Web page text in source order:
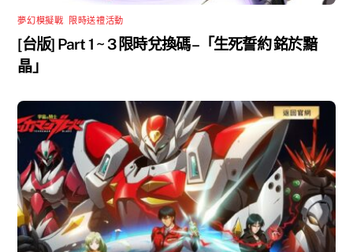
夢幻模擬戰 限時送禮活動
[台版] Part 1 ~ 3 限時兌換碼 –「生死誓約 銘於黯
晶」